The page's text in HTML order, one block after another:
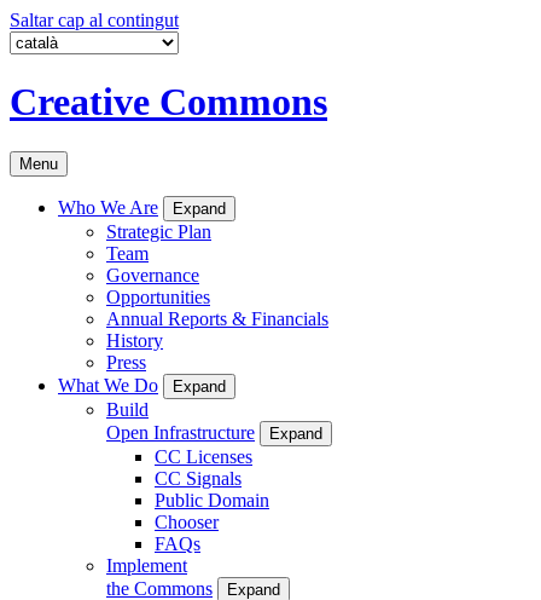
Saltar cap al contingut
Creative Commons
Menu
Who We Are Expand
Strategic Plan
Team
Governance
Opportunities
Annual Reports & Financials
History
Press
What We Do
Expand
Build
Open Infrastructure
Expand
CC Licenses
CC Signals
Public Domain
Chooser
FAQs
Implement
the Commons
Expand